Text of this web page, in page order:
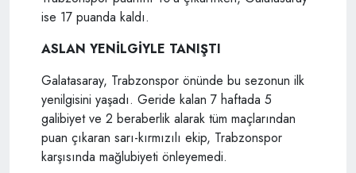
ise 17 puanda kaldı.
ASLAN YENİLGİYLE TANIŞTI
Galatasaray, Trabzonspor önünde bu sezonun ilk
yenilgisini yaşadı. Geride kalan 7 haftada 5
galibiyet ve 2 beraberlik alarak tüm maçlarından
puan çıkaran sarı-kırmızılı ekip, Trabzonspor
karşısında mağlubiyeti önleyemedi.